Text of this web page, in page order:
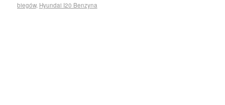
biegów, Hyundai I20 Benzyna